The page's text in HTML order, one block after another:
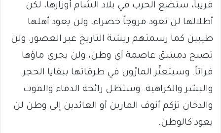
قريباً، ستضع الحرب في بلاد الشام أوزارها، لكن
أطلالها لن تعود مروجاً خضراء، ولن يعود أهلها
طيبين كما رسمتهم ريشة التاريخ عبر العصور. ولن
تصبح دمشق عاصمة أي وطن، ولن يجري ماؤها
فراتاً. وسيتعثّر المارّون في طرقاتها ببقايا الحجر
والبشر والكراهية. وستظل رائحة الدماء والموت
والدخان تزكم أنوف المارين أو العائدين إلى وطن لن
يعود كالوطن.